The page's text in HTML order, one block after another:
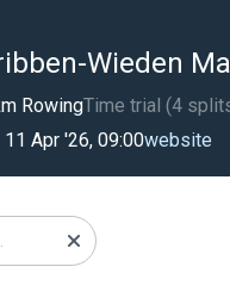
Wieden
RowingTime trial (4
11 Apr '26, 09:00website